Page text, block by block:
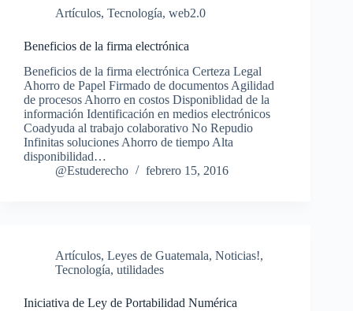
Artículos, Tecnología, web2.0
Beneficios de la firma electrónica
Beneficios de la firma electrónica Certeza Legal
Ahorro de Papel Firmado de documentos Agilidad
de procesos Ahorro en costos Disponiblidad de la
información Identificación en medios electrónicos
Coadyuda al trabajo colaborativo No Repudio
Infinitas soluciones Ahorro de tiempo Alta
disponibilidad…
@Estuderecho
febrero 15, 2016
Artículos, Leyes de Guatemala, Noticias!,
Tecnología, utilidades
Iniciativa de Ley de Portabilidad Numérica